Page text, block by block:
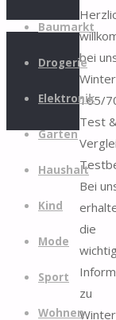
Zum
springen
Baumarkt
Drogerie
Elektronik
Garten
Haushalt
Kind
Mode
Sport
Wohnen
bei
165/
Test
Bei
die
zu